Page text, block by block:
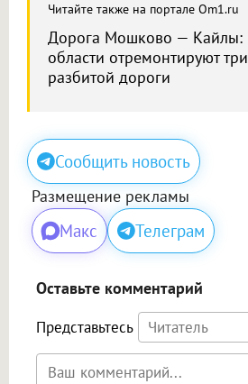
Читайте также на портале Om1.ru
Дорога Мошково — Кайлы:
области отремонтируют
разбитой дороги
Сообщить новость
Размещение рекламы
Макс Телеграм
Оставьте комментарий
Представьтесь